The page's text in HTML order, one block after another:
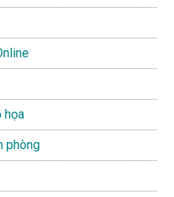
họa
phòng